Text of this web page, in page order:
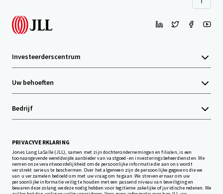
Investeerderscentrum
Uw behoeften
Bedrijf
PRIVACYVERKLARING
Jones Lang LaSalle (JLL), samen met zijn dochterondernemingen en filialen, is een
toonaangevende wereldwijde aanbieder van vastgoed- en investeringsbeheerdiensten. We
nemen onze verantwoordelijkheid om de persoonlijke informatie die aan ons wordt
verstrekt serieus te beschermen. Over het algemeen zijn de persoonlijke gegevens die we
van u verzamelen bedoeld om met uw vraag om te gaan. We streven ernaar om uw
persoonlijke informatie veilig te houden met een passend niveau van beveiliging en
bewaren deze zolang we deze nodig hebben voor legitieme zakelijke of juridische redenen. We